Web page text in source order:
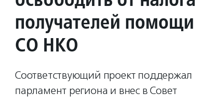
получателей помощи
СО НКО
Соответствующий проект поддержал
парламент региона и внес в Совет